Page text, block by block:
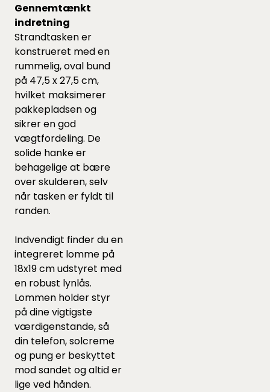
Gennemtænkt
indretning
Strandtasken er
konstrueret med en
rummelig, oval bund
på 47,5 x 27,5 cm,
hvilket maksimerer
pakkepladsen og
sikrer en god
vægtfordeling. De
solide hanke er
behagelige at bære
over skulderen, selv
når tasken er fyldt til
randen.
Indvendigt finder du en
integreret lomme på
18x19 cm udstyret med
en robust lynlås.
Lommen holder styr
på dine vigtigste
værdigenstande, så
din telefon, solcreme
og pung er beskyttet
mod sandet og altid er
lige ved hånden.